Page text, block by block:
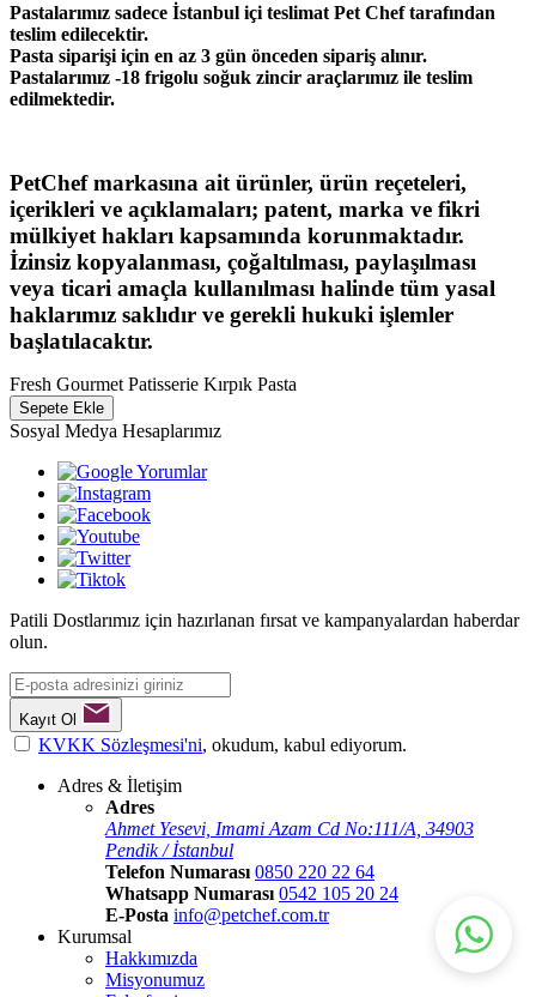
Pastalarımız sadece İstanbul içi teslimat Pet Chef tarafından
teslim edilecektir.
Pasta siparişi için en az 3 gün önceden sipariş alınır.
Pastalarımız -18 frigolu soğuk zincir araçlarımız ile teslim
edilmektedir.
PetChef markasına ait ürünler, ürün reçeteleri,
içerikleri ve açıklamaları; patent, marka ve fikri
mülkiyet hakları kapsamında korunmaktadır.
İzinsiz kopyalanması, çoğaltılması, paylaşılması
veya ticari amaçla kullanılması halinde tüm yasal
haklarımız saklıdır ve gerekli hukuki işlemler
başlatılacaktır.
Fresh Gourmet Patisserie Kırpık Pasta
Sepete Ekle
Sosyal Medya Hesaplarımız
Patili Dostlarımız için hazırlanan fırsat ve kampanyalardan haberdar
olun.
Kayıt Ol
KVKK Sözleşmesi'ni, okudum, kabul ediyorum.
Adres & İletişim
Adres
Ahmet Yesevi, Imami Azam Cd No:111/A, 34903
Pendik / İstanbul
Telefon Numarası 0850 220 22 64
Whatsapp Numarası 0542 105 20 24
E-Posta info@petchef.com.tr
Kurumsal
Hakkımızda
Misyonumuz